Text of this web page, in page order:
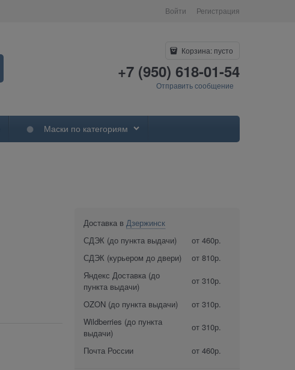
Войти Регистрация
Корзина: пусто
+7 (950) 618-01-54
Отправить сообщение
Маски по категориям
Доставка в Дзержинск
СДЭК (до пункта выдачи)
от 460р.
СДЭК (курьером до двери)
от 810р.
Яндекс Доставка (до
пункта выдачи)
от 310р.
OZON (до пункта выдачи)
от 310р.
Wildberries (до пункта
выдачи)
от 310р.
Почта России от 460р.